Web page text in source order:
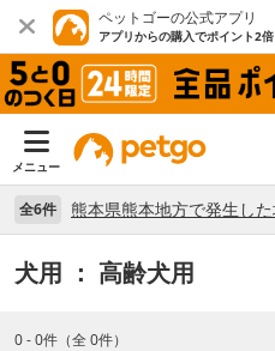
ペットゴーの公式アプリ
アプリからの購入でポイント2倍
メニュー
全6件
犬用 ： 高齢犬用
0 - 0件（全 0件）